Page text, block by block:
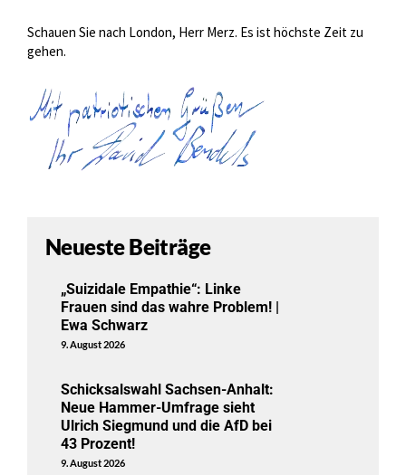
Schauen Sie nach London, Herr Merz. Es ist höchste Zeit zu
gehen.
Neueste Beiträge
„Suizidale Empathie“: Linke
Frauen sind das wahre Problem! |
Ewa Schwarz
9. August 2026
Schicksalswahl Sachsen-Anhalt:
Neue Hammer-Umfrage sieht
Ulrich Siegmund und die AfD bei
43 Prozent!
9. August 2026